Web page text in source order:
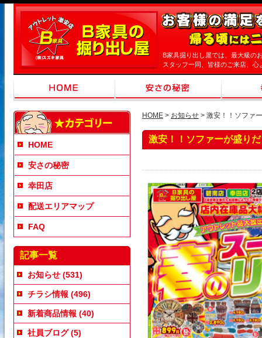
B家具掘り出し屋では、最大級の
スタッフ一同、皆様のご来店、
HOME > お知らせ > 激安！！ソファ
激安！！ソファーが盛り
HOME
安さの秘密
幸田店
配送エリアマップ
FAQ
記事一覧
お知らせ (531)
チラシ情報 (496)
新着商品情報 (40)
社員ブログ(5)